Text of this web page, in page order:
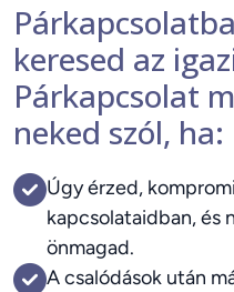
keresed az
Párkapcsolat
neked szól, ha:
Úgy érzed,
kapcsolataidban, és
önmagad.
A csalódások után